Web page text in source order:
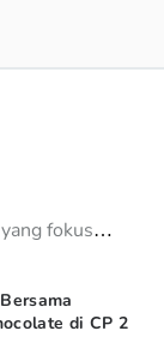
fokus
anak,
Upayakan
terbaik.di CP 2